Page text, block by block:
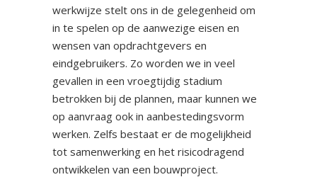
werkwijze stelt ons in de gelegenheid om
in te spelen op de aanwezige eisen en
wensen van opdrachtgevers en
eindgebruikers. Zo worden we in veel
gevallen in een vroegtijdig stadium
betrokken bij de plannen, maar kunnen we
op aanvraag ook in aanbestedingsvorm
werken. Zelfs bestaat er de mogelijkheid
tot samenwerking en het risicodragend
ontwikkelen van een bouwproject.